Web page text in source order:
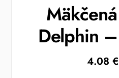
Delphin
4.08€